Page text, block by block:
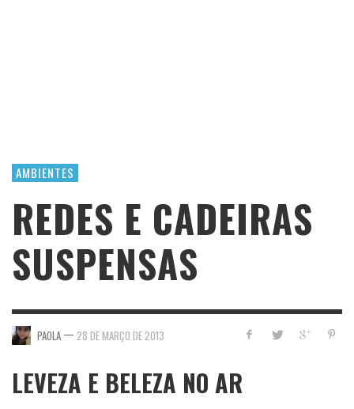
AMBIENTES
REDES E CADEIRAS
SUSPENSAS
PAOLA — 28 DE MARÇO DE 2013
LEVEZA E BELEZA NO AR